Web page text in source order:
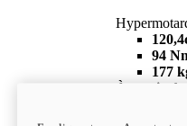
94
177
À partir de
new
V2 SP